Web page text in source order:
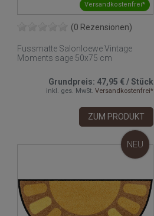
Versandkostenfrei*
(0 Rezensionen)
Fussmatte Salonloewe Vintage
Moments sage 50x75 cm
Grundpreis: 47,95 €/Stück
inkl. ges. MwSt. Versandkostenfrei*
ZUM PRODUKT
NEU